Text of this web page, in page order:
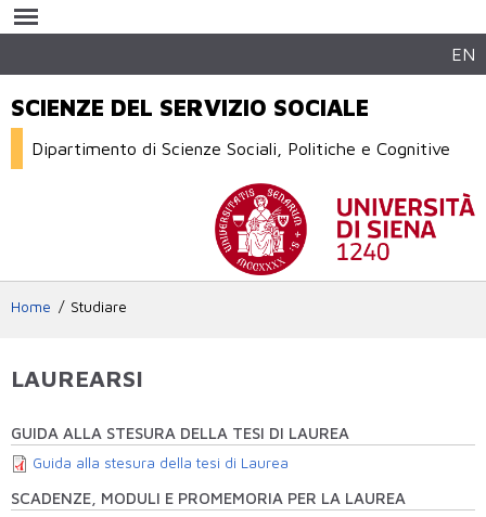
contenuto
EN
SCIENZE DEL SERVIZIO SOCIALE
Dipartimento di Scienze Sociali, Politiche e Cognitive
Home Studiare
LAUREARSI
GUIDA ALLA STESURA DELLA TESI DI LAUREA
Guida alla stesura della tesi di Laurea
SCADENZE, MODULI E PROMEMORIA PER LA LAUREA